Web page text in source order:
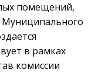
помещений,
Муниципального
в рамках
комиссии